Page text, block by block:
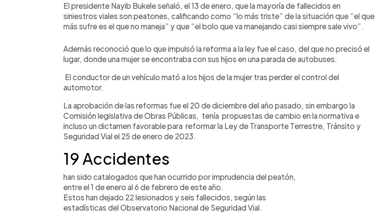
El presidente Nayib Bukele señaló, el 13 de enero, que la mayoría de fallecidos en
siniestros viales son peatones, calificando como “lo más triste” de la situación que “el que
más sufre es el que no maneja” y que “el bolo que va manejando casi siempre sale vivo”.
Además reconoció que lo que impulsó la reforma a la ley fue el caso, del que no precisó el
lugar, donde una mujer se encontraba con sus hijos en una parada de autobuses.
El conductor de un vehículo mató a los hijos de la mujer tras perder el control del
automotor.
La aprobación de las reformas fue el 20 de diciembre del año pasado, sin embargo la
Comisión legislativa de Obras Públicas, tenía propuestas de cambio en la normativa e
incluso un dictamen favorable para reformar la Ley de Transporte Terrestre, Tránsito y
Seguridad Vial el 25 de enero de 2023.
19 Accidentes
han sido catalogados que han ocurrido por imprudencia del peatón,
entre el 1 de enero al 6 de febrero de este año.
Estos han dejado 22 lesionados y seis fallecidos, según las
estadísticas del Observatorio Nacional de Seguridad Vial.